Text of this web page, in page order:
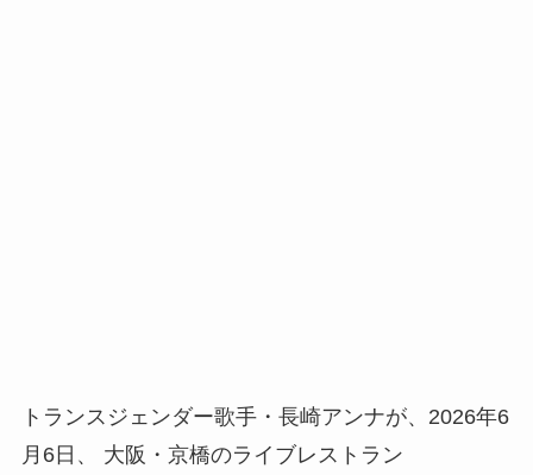
トランスジェンダー歌手・長崎アンナが、2026年6
月6日、 大阪・京橋のライブレストラン